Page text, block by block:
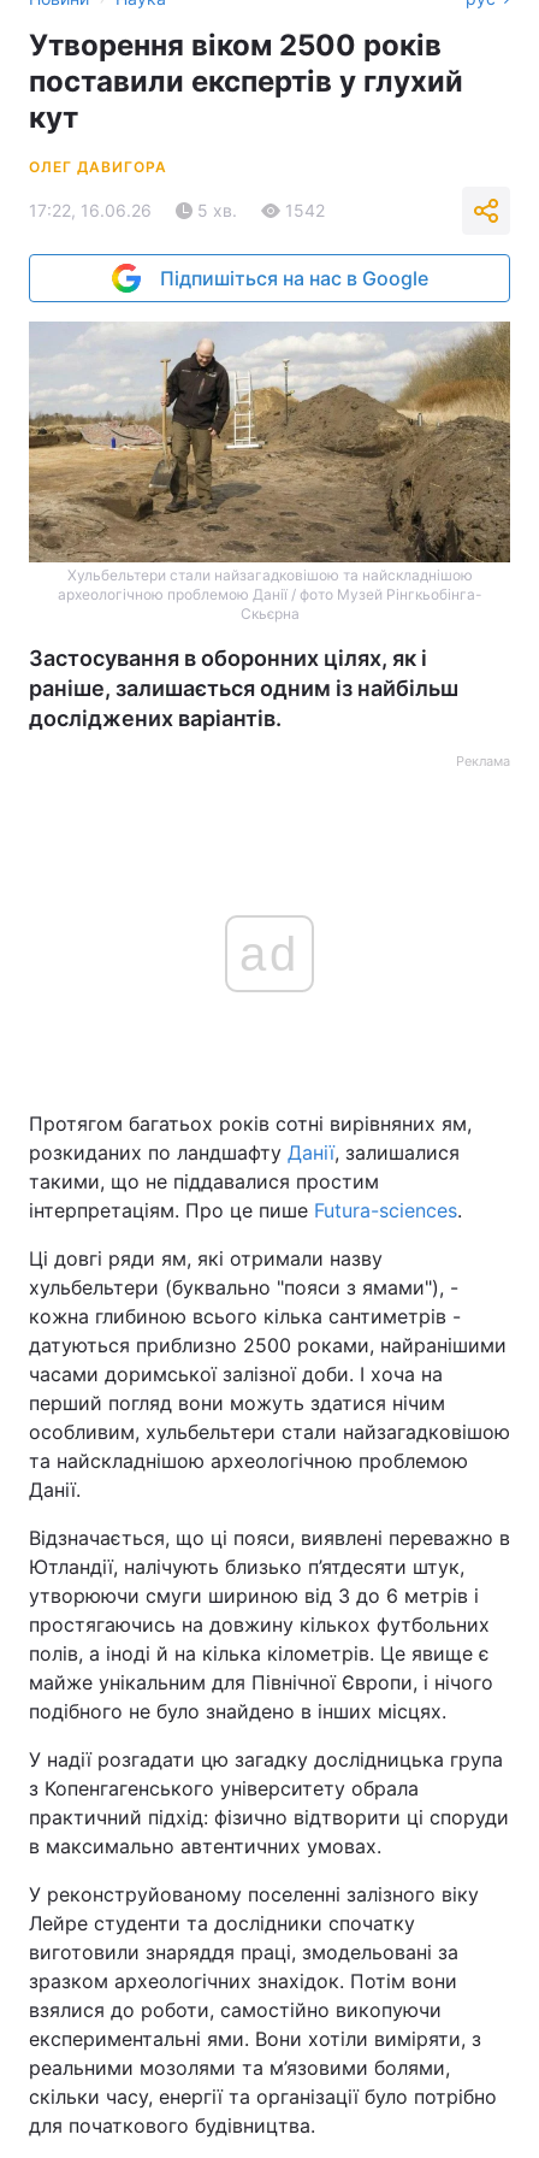
Утворення віком 2500 років
поставили експертів у глухий
кут
ОЛЕГ ДАВИГОРА
17:22, 16.06.26 5 хв. 1542
Підпишіться на нас в Google
Хульбельтери стали найзагадковішою та найскладнішою
археологічною проблемою Данії / фото Музей Рінгкьобінга-
Скьєрна
Застосування в оборонних цілях, як і
раніше, залишається одним із найбільш
досліджених варіантів.
Реклама
ad
Протягом багатьох років сотні вирівняних ям,
розкиданих по ландшафту Данії, залишалися
такими, що не піддавалися простим
інтерпретаціям. Про це пише Futura-sciences.
Ці довгі ряди ям, які отримали назву
хульбельтери (буквально "пояси з ямами"), -
кожна глибиною всього кілька сантиметрів -
датуються приблизно 2500 роками, найранішими
часами доримської залізної доби. І хоча на
перший погляд вони можуть здатися нічим
особливим, хульбельтери стали найзагадковішою
та найскладнішою археологічною проблемою
Данії.
Відзначається, що ці пояси, виявлені переважно в
Ютландії, налічують близько п’ятдесяти штук,
утворюючи смуги шириною від 3 до 6 метрів і
простягаючись на довжину кількох футбольних
полів, а іноді й на кілька кілометрів. Це явище є
майже унікальним для Північної Європи, і нічого
подібного не було знайдено в інших місцях.
У надії розгадати цю загадку дослідницька група
з Копенгагенського університету обрала
практичний підхід: фізично відтворити ці споруди
в максимально автентичних умовах.
У реконструйованому поселенні залізного віку
Лейре студенти та дослідники спочатку
виготовили знаряддя праці, змодельовані за
зразком археологічних знахідок. Потім вони
взялися до роботи, самостійно викопуючи
експериментальні ями. Вони хотіли виміряти, з
реальними мозолями та м’язовими болями,
скільки часу, енергії та організації було потрібно
для початкового будівництва.